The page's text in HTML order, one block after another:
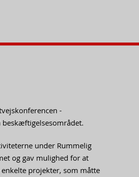
-
beskæftigelsesområdet.
under Rummelig
og gav mulighed for at
projekter, som måtte